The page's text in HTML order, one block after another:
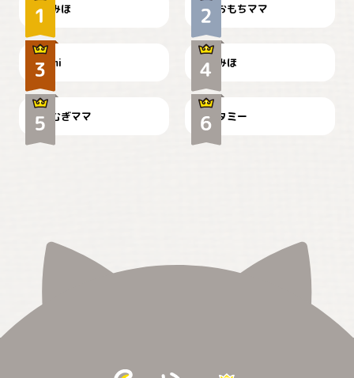
みほ おもちママ
可愛い？
mi
見てるぞぉ
みほ
🌻とむぎ！
むぎママ
ドーベルマンのお友達邸に
て
タミー